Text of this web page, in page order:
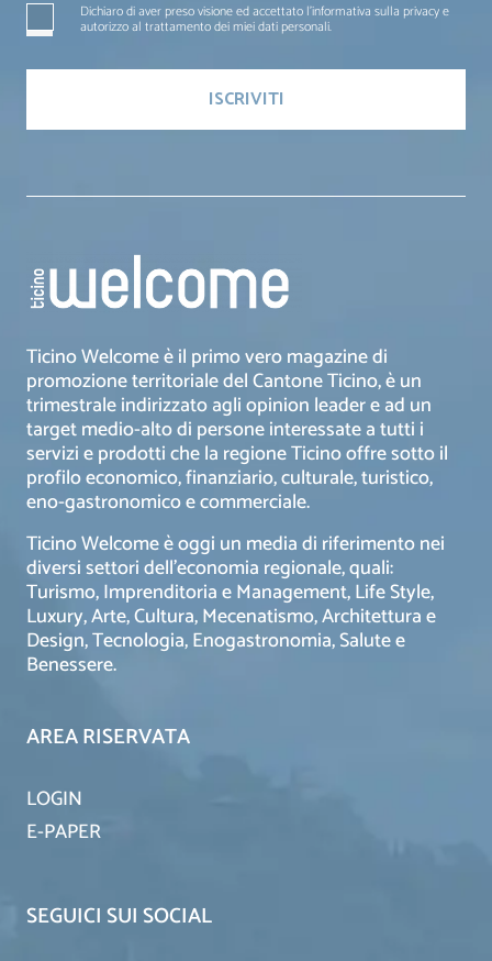
Dichiaro di aver preso visione ed accettato l'informativa sulla privacy e
autorizzo al trattamento dei miei dati personali.
Ticino Welcome è il primo vero magazine di
promozione territoriale del Cantone Ticino, è un
trimestrale indirizzato agli opinion leader e ad un
target medio-alto di persone interessate a tutti i
servizi e prodotti che la regione Ticino offre sotto il
profilo economico, finanziario, culturale, turistico,
eno-gastronomico e commerciale.
Ticino Welcome è oggi un media di riferimento nei
diversi settori dell’economia regionale, quali:
Turismo, Imprenditoria e Management, Life Style,
Luxury, Arte, Cultura, Mecenatismo, Architettura e
Design, Tecnologia, Enogastronomia, Salute e
Benessere.
AREA RISERVATA
LOGIN
E-PAPER
SEGUICI SUI SOCIAL